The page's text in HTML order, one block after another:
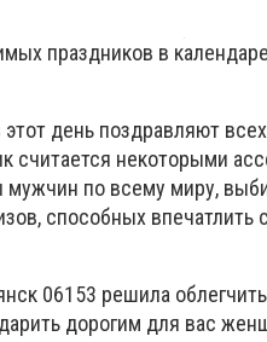
праздников в
этот день поздравляют
считается некоторыми
по всему миру,
способных впечатлить
06153 решила
дорогим для вас